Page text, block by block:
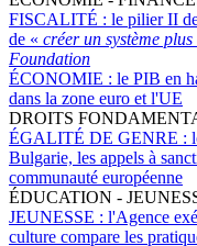
FISCALITÉ : le pilier II
de « créer un système
Foundation
ÉCONOMIE : le PIB en
dans la zone euro et l'UE
DROITS
ÉGALITÉ DE GENRE :
Bulgarie, les appels à
communauté européenne
ÉDUCATION -
JEUNESSE : l'Agence
culture compare les